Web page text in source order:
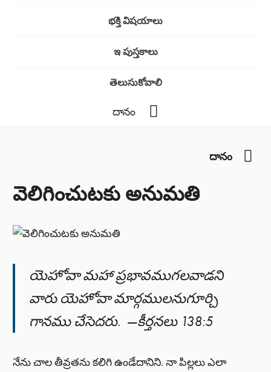
భక్తి విషయాలు
ఇ పుస్తకాలు
తెలుసుకోవాలి
దానం
దానం
వెలిగించుటకు అనుమతి
యెహోవా మహా ప్రభావముగలవాడని
వారు యెహోవా మార్గములనుగూర్చి
గానము చేసెదరు. —కీర్తనలు 138:5
నేను చాల తీవ్రతను కలిగి ఉండేదానిని. నా పిల్లలు ఎలా